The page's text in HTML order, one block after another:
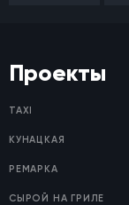
Проекты
TAXI
КУНАЦКАЯ
РЕМАРКА
СЫРОЙ НА ГРИЛЕ